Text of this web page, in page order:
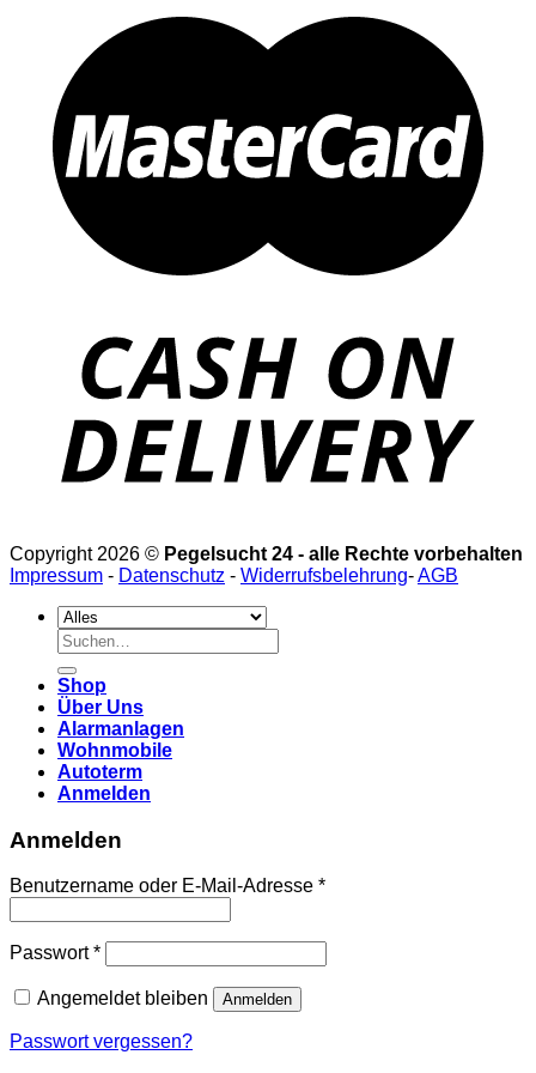
Copyright 2026 © Pegelsucht 24 - alle Rechte vorbehalten
Impressum - Datenschutz - Widerrufsbelehrung-AGB
Suchen
nach:
Shop
Über Uns
Alarmanlagen
Wohnmobile
Autoterm
Anmelden
Anmelden
Benutzername oder E-Mail-Adresse *Erforderlich
Passwort*Erforderlich
Angemeldet bleiben Anmelden
Passwort vergessen?